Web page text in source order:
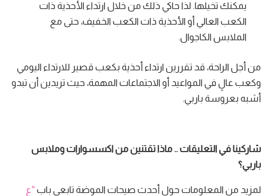
يمكنك تخيلها. لذا حاكي ذلك من خلال ارتداء الأحذية ذات
الكعب العالي أو الأحذية ذات الكعب الخفيف، حتى مع
الملابس الكاجوال.
من أجل الراحة، قد تقررين ارتداء أحذية بكعب قصير للارتداء اليومي
وكعب عالٍ في المواعيد أو الاجتماعات المهمة، حيث تريدين أن تبدو
أشبه بعروسة باربي.
شاركينا في التعليقات .. ماذا تقتنين من اكسسوارات وملابس
باربي؟
لمزيد من المعلومات حول أحدث صيحات الموضة تابعي باب “ع